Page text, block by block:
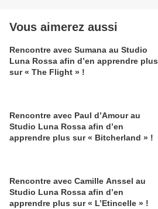
Vous aimerez aussi
Rencontre avec Sumana au Studio
Luna Rossa afin d’en apprendre plus
sur « The Flight » !
Rencontre avec Paul d’Amour au
Studio Luna Rossa afin d’en
apprendre plus sur « Bitcherland » !
Rencontre avec Camille Anssel au
Studio Luna Rossa afin d’en
apprendre plus sur « L’Etincelle » !